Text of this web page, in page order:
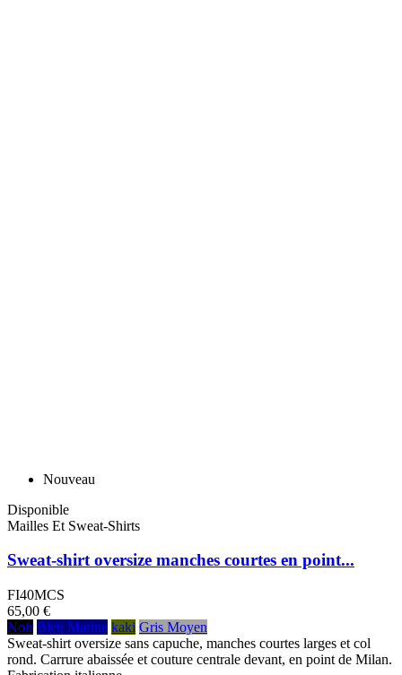
Nouveau
Disponible
Mailles Et Sweat-Shirts
Sweat-shirt oversize manches courtes en point...
FI40MCS
65,00 €
Noir Bleu Marine kaki Gris Moyen
Sweat-shirt oversize sans capuche, manches courtes larges et col
rond. Carrure abaissée et couture centrale devant, en point de Milan.